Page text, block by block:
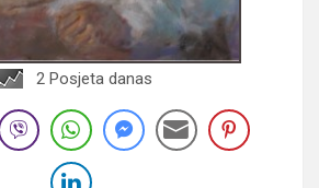
2 Posjeta danas